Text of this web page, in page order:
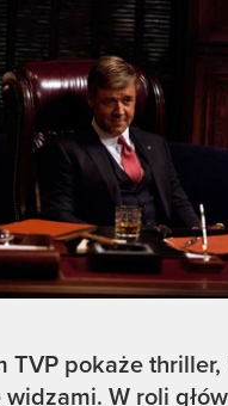
TVP pokaże
W roli